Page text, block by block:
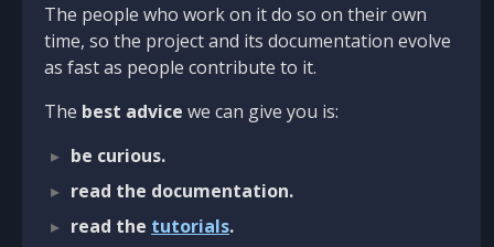
The people who work on it do so on their own
time, so the project and its documentation evolve
as fast as people contribute to it.
The best advice we can give you is:
be curious.
read the documentation.
read the tutorials.